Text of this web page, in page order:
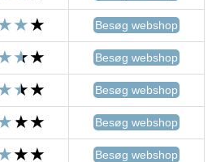
Besøg webshop
Besøg webshop
Besøg webshop
Besøg webshop
Besøg webshop